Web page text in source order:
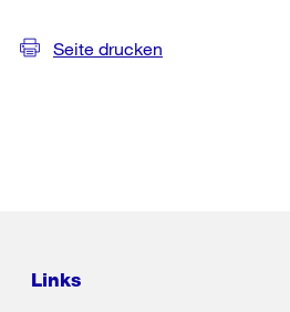
Seite drucken
Links